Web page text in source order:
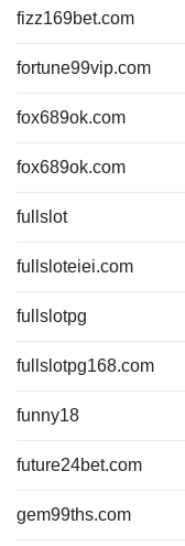
fizz169bet.com
fortune99vip.com
fox689ok.com
fox689ok.com
fullslot
fullsloteiei.com
fullslotpg
fullslotpg168.com
funny18
future24bet.com
gem99ths.com